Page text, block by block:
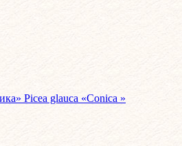
Picea glauca «Conica »